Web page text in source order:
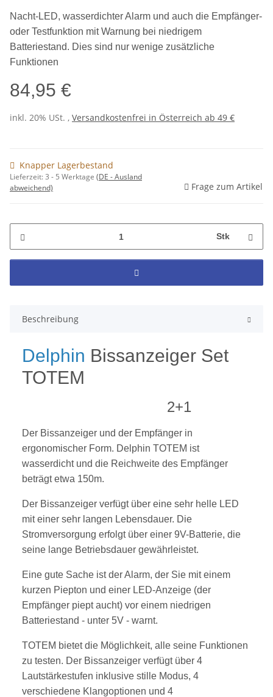
Nacht-LED, wasserdichter Alarm und auch die Empfänger-
oder Testfunktion mit Warnung bei niedrigem
Batteriestand. Dies sind nur wenige zusätzliche
Funktionen
84,95 €
inkl. 20% USt. , Versandkostenfrei in Österreich ab 49 €
Knapper Lagerbestand
Lieferzeit:3 - 5 Werktage (DE - Ausland
abweichend)
Frage zum Artikel
Stk
Beschreibung
Delphin Bissanzeiger Set
TOTEM
2+1
Der Bissanzeiger und der Empfänger in
ergonomischer Form. Delphin TOTEM ist
wasserdicht und die Reichweite des Empfänger
beträgt etwa 150m.
Der Bissanzeiger verfügt über eine sehr helle LED
mit einer sehr langen Lebensdauer. Die
Stromversorgung erfolgt über einer 9V-Batterie, die
seine lange Betriebsdauer gewährleistet.
Eine gute Sache ist der Alarm, der Sie mit einem
kurzen Piepton und einer LED-Anzeige (der
Empfänger piept aucht) vor einem niedrigen
Batteriestand - unter 5V - warnt.
TOTEM bietet die Möglichkeit, alle seine Funktionen
zu testen. Der Bissanzeiger verfügt über 4
Lautstärkestufen inklusive stille Modus, 4
verschiedene Klangoptionen und 4